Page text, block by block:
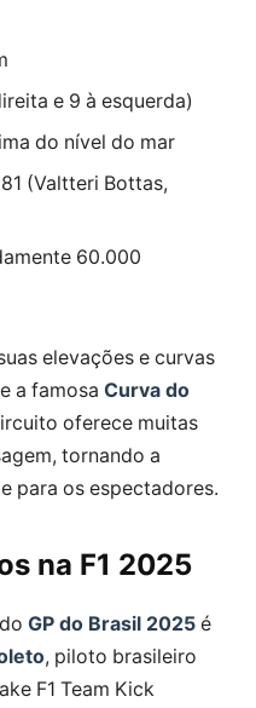
e 9 à esquerda)
do nível do mar
(Valtteri Bottas,
60.000
elevações e curvas
a famosa Curva do
oferece muitas
tornando a
para os espectadores.
na F1 2025
GP do Brasil 2025 é
, piloto brasileiro
F1 Team Kick